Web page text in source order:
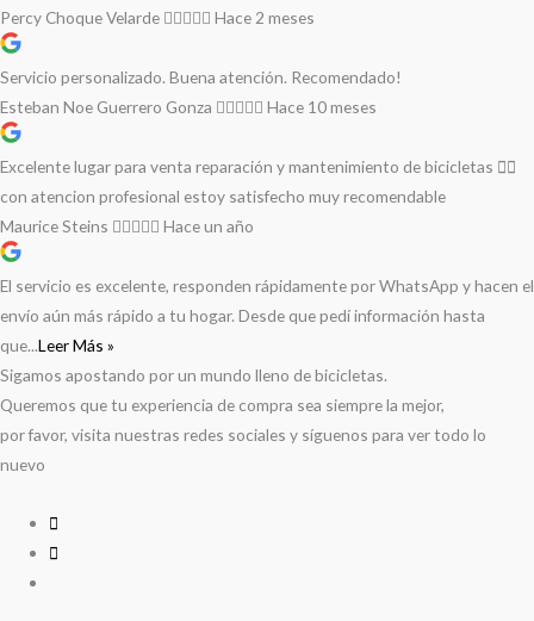
Percy Choque Velarde
Hace 2 meses
Servicio personalizado. Buena atención. Recomendado!
Esteban Noe Guerrero Gonza
Hace 10 meses
Excelente lugar para venta reparación y mantenimiento de bicicletas 🚵‍♀️
con atencion profesional estoy satisfecho muy recomendable
Maurice Steins
Hace un año
El servicio es excelente, responden rápidamente por WhatsApp y hacen el
envío aún más rápido a tu hogar. Desde que pedí información hasta
que...Leer Más »
Sigamos apostando por un mundo lleno de bicicletas.
Queremos que tu experiencia de compra sea siempre la mejor,
por favor, visita nuestras redes sociales y síguenos para ver todo lo
nuevo